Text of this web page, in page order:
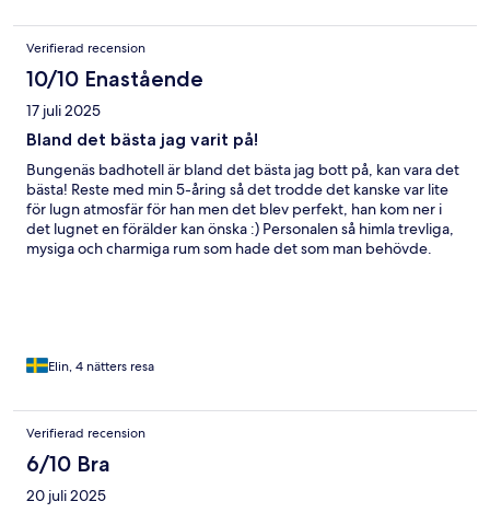
Verifierad recension
10/10 Enastående
17 juli 2025
Bland det bästa jag varit på!
Bungenäs badhotell är bland det bästa jag bott på, kan vara det
bästa! Reste med min 5-åring så det trodde det kanske var lite
för lugn atmosfär för han men det blev perfekt, han kom ner i
det lugnet en förälder kan önska :) Personalen så himla trevliga,
mysiga och charmiga rum som hade det som man behövde.
Elin, 4 nätters resa
Verifierad recension
6/10 Bra
20 juli 2025